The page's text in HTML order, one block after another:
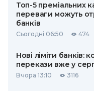
Топ-5 преміальних
переваги можуть
банків
Сьогодні 06:50 474
Нові ліміти банків:
перекази вже у
Вчора 13:10 3116